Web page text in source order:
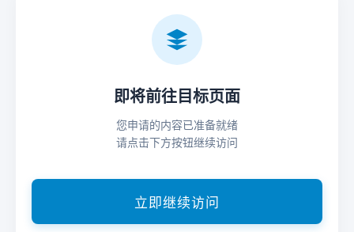
即将前往目标页面
您申请的内容已准备就绪
请点击下方按钮继续访问
立即继续访问